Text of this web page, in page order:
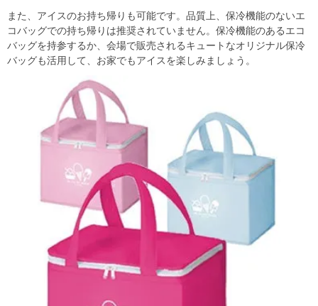
また、アイスのお持ち帰りも可能です。品質上、保冷機能のないエ
コバッグでの持ち帰りは推奨されていません。保冷機能のあるエコ
バッグを持参するか、会場で販売されるキュートなオリジナル保冷
バッグも活用して、お家でもアイスを楽しみましょう。